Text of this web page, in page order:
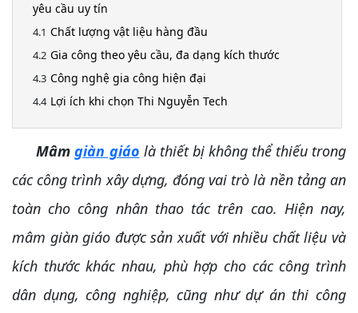
yêu cầu uy tín
Chất lượng vật liệu hàng đầu
Gia công theo yêu cầu, đa dạng kích thước
Công nghệ gia công hiện đại
Lợi ích khi chọn Thi Nguyễn Tech
Mâmgiàn giáo là thiết bị không thể thiếu trong
các công trình xây dựng, đóng vai trò là nền tảng an
toàn cho công nhân thao tác trên cao. Hiện nay,
mâm giàn giáo được sản xuất với nhiều chất liệu và
kích thước khác nhau, phù hợp cho các công trình
dân dụng, công nghiệp, cũng như dự án thi công